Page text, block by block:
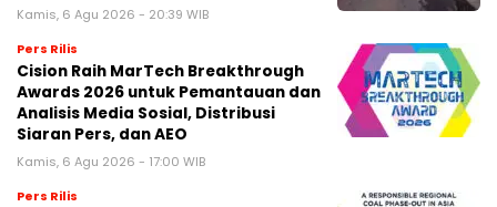
Kamis, 6 Agu 2026 - 20:39 WIB
Pers Rilis
Cision Raih MarTech Breakthrough
Awards 2026 untuk Pemantauan dan
Analisis Media Sosial, Distribusi
Siaran Pers, dan AEO
Kamis, 6 Agu 2026 - 17:00 WIB
Pers Rilis